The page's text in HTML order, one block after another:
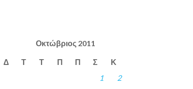
Οκτώβριος 2011
Δ Τ Τ Π Π Σ Κ
1
2